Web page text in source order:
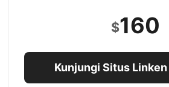
$160
Kunjungi Situs